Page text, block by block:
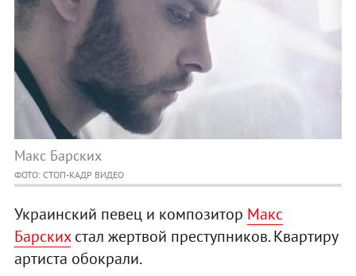
Макс Барских
ФОТО: СТОП-КАДР ВИДЕО
Украинский певец и композитор Макс
Барскихстал жертвой преступников. Квартиру
артиста обокрали.